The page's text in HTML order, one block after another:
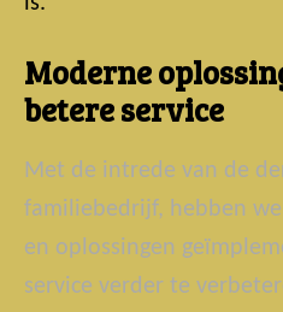
Moderne
betere service
Met de intrede van de
familiebedrijf, hebben
en oplossingen
service verder te